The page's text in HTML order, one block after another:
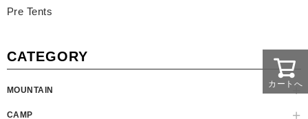
Pre Tents
CATEGORY
MOUNTAIN
CAMP
カートへ